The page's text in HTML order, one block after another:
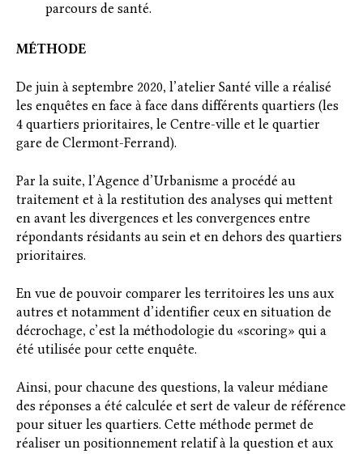
parcours de santé.
MÉTHODE
De juin à septembre 2020, l’atelier Santé ville a réalisé
les enquêtes en face à face dans différents quartiers (les
4 quartiers prioritaires, le Centre-ville et le quartier
gare de Clermont-Ferrand).
Par la suite, l’Agence d’Urbanisme a procédé au
traitement et à la restitution des analyses qui mettent
en avant les divergences et les convergences entre
répondants résidants au sein et en dehors des quartiers
prioritaires.
En vue de pouvoir comparer les territoires les uns aux
autres et notamment d’identifier ceux en situation de
décrochage, c’est la méthodologie du «scoring» qui a
été utilisée pour cette enquête.
Ainsi, pour chacune des questions, la valeur médiane
des réponses a été calculée et sert de valeur de référence
pour situer les quartiers. Cette méthode permet de
réaliser un positionnement relatif à la question et aux